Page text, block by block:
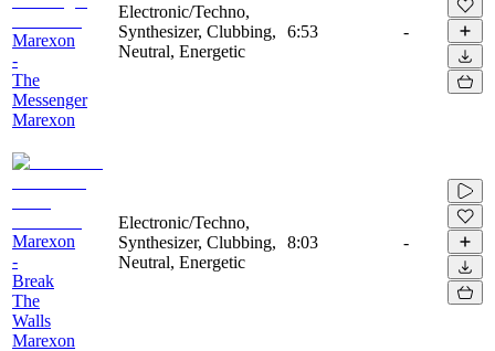
Marexon
-
The
Messenger
Marexon
Electronic/Techno,
Synthesizer, Clubbing,
Neutral, Energetic
6:53 -
Marexon
-
Break
The
Walls
Marexon
Electronic/Techno,
Synthesizer, Clubbing,
Neutral, Energetic
8:03 -